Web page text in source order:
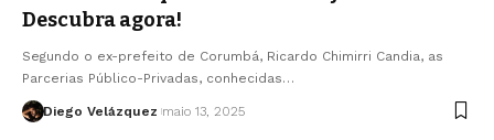
Descubra agora!
Segundo o ex-prefeito de Corumbá, Ricardo Chimirri Candia, as
Parcerias Público-Privadas, conhecidas…
Diego Velázquez maio 13, 2025